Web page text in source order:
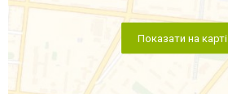
Показати на карті